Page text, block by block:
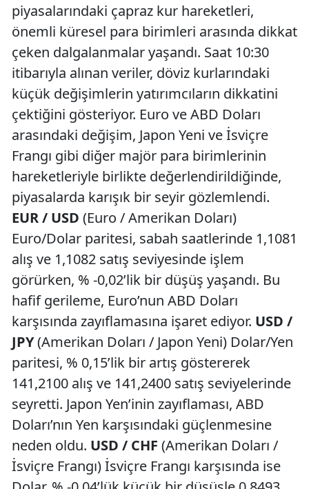
piyasalarındaki çapraz kur hareketleri,
önemli küresel para birimleri arasında dikkat
çeken dalgalanmalar yaşandı. Saat 10:30
itibarıyla alınan veriler, döviz kurlarındaki
küçük değişimlerin yatırımcıların dikkatini
çektiğini gösteriyor. Euro ve ABD Doları
arasındaki değişim, Japon Yeni ve İsviçre
Frangı gibi diğer majör para birimlerinin
hareketleriyle birlikte değerlendirildiğinde,
piyasalarda karışık bir seyir gözlemlendi.
EUR / USD (Euro / Amerikan Doları)
Euro/Dolar paritesi, sabah saatlerinde 1,1081
alış ve 1,1082 satış seviyesinde işlem
görürken, % -0,02’lik bir düşüş yaşandı. Bu
hafif gerileme, Euro’nun ABD Doları
karşısında zayıflamasına işaret ediyor. USD /
JPY(Amerikan Doları / Japon Yeni) Dolar/Yen
paritesi, % 0,15’lik bir artış göstererek
141,2100 alış ve 141,2400 satış seviyelerinde
seyretti. Japon Yen’inin zayıflaması, ABD
Doları’nın Yen karşısındaki güçlenmesine
neden oldu. USD / CHF (Amerikan Doları /
İsviçre Frangı) İsviçre Frangı karşısında ise